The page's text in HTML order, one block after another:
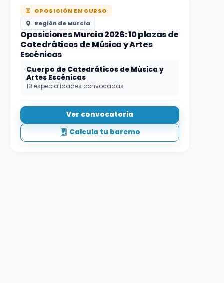
OPOSICIÓN EN CURSO
Región de Murcia
Oposiciones Murcia 2026: 10 plazas de
Catedráticos de Música y Artes
Escénicas
Cuerpo de Catedráticos de Música y
Artes Escénicas
10 especialidades convocadas
Ver convocatoria
Calcula tu baremo